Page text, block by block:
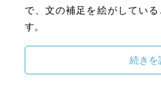
で、文の補足を絵がしてい
す。
この絵柄、どこかで見たよう
「たなばた」(君島久子・文、
続きを